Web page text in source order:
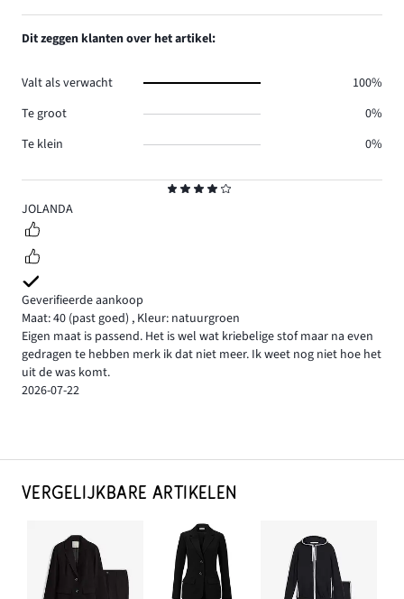
4
JOLANDA
Geverifieerde aankoop
Maat: 40 (past goed) , Kleur: natuurgroen
Eigen maat is passend. Het is wel wat kriebelige stof maar na even
gedragen te hebben merk ik dat niet meer. Ik weet nog niet hoe het
uit de was komt.
2026-07-22
Dit zeggen klanten over het artikel:
Valt als verwacht
100%
Te groot
0%
Te klein
0%
VERGELIJKBARE ARTIKELEN